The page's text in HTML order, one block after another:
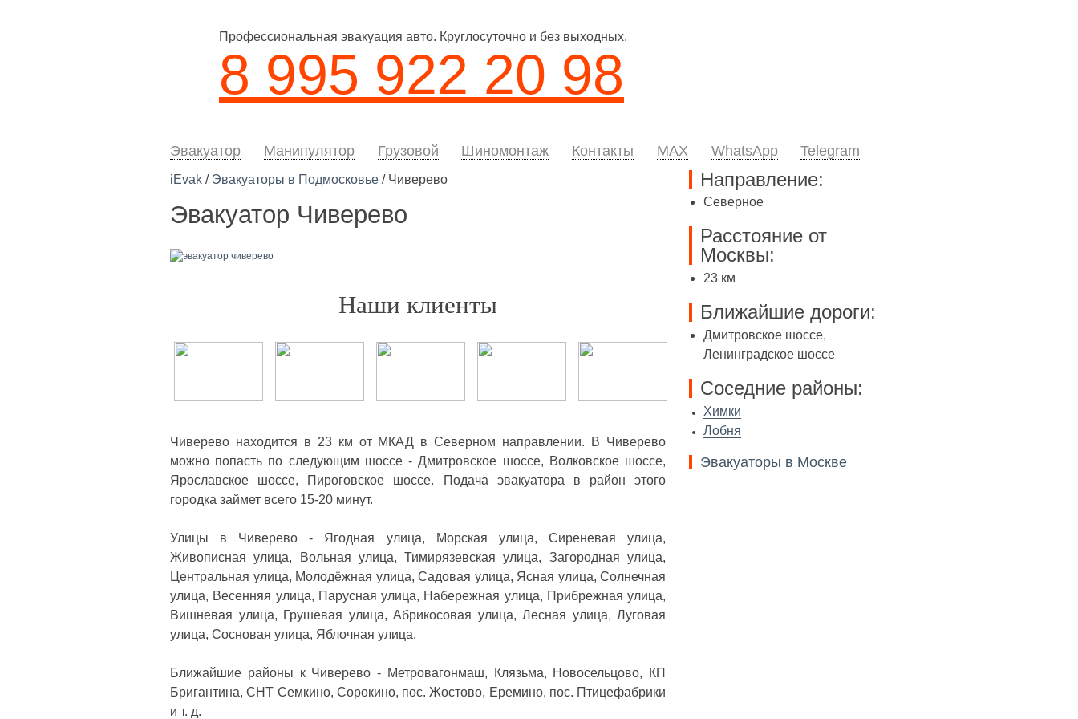
Профессиональная эвакуация авто. Круглосуточно и без выходных.
8 995 922 20 98
Эвакуатор Манипулятор Грузовой Шиномонтаж Контакты MAX WhatsApp Telegram
iEvak / Эвакуаторы в Подмосковье / Чиверево
Эвакуатор Чиверево
Наши клиенты
Чиверево находится в 23 км от МКАД в Северном направлении. В Чиверево
можно попасть по следующим шоссе - Дмитровское шоссе, Волковское шоссе,
Ярославское шоссе, Пироговское шоссе. Подача эвакуатора в район этого
городка займет всего 15-20 минут.
Улицы в Чиверево - Ягодная улица, Морская улица, Сиреневая улица,
Живописная улица, Вольная улица, Тимирязевская улица, Загородная улица,
Центральная улица, Молодёжная улица, Садовая улица, Ясная улица, Солнечная
улица, Весенняя улица, Парусная улица, Набережная улица, Прибрежная улица,
Вишневая улица, Грушевая улица, Абрикосовая улица, Лесная улица, Луговая
улица, Сосновая улица, Яблочная улица.
Ближайшие районы к Чиверево - Метровагонмаш, Клязьма, Новосельцово, КП
Бригантина, СНТ Семкино, Сорокино, пос. Жостово, Еремино, пос. Птицефабрики
и т. д.
Направление:
Северное
Расстояние от
Москвы:
23 км
Ближайшие дороги:
Дмитровское шоссе,
Ленинградское шоссе
Соседние районы:
Химки
Лобня
Эвакуаторы в Москве